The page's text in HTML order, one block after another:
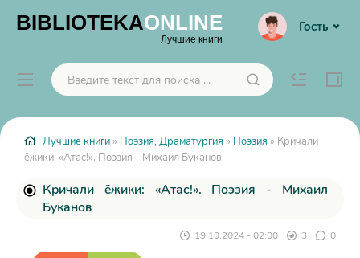
BIBLIOTEKAONLINE
Лучшие книги
Гость
Лучшие книги » Поэзия, Драматургия » Поэзия » Кричали
ёжики: «Атас!». Поэзия - Михаил Буканов
Кричали ёжики: «Атас!». Поэзия - Михаил
Буканов
19.10.2024 - 02:00 3 0